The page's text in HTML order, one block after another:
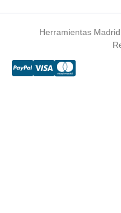
Herramientas